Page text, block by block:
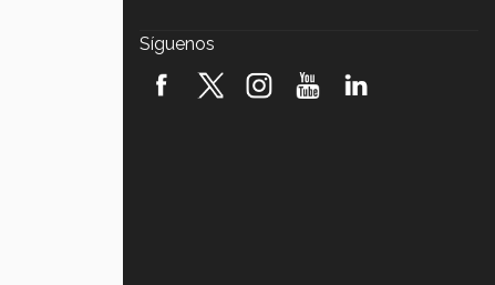
robótica FIRST 2026! (video)
Síguenos